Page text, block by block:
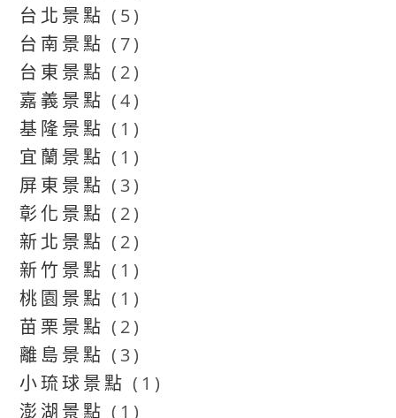
台北景點 (5)
台南景點 (7)
台東景點 (2)
嘉義景點 (4)
基隆景點 (1)
宜蘭景點 (1)
屏東景點 (3)
彰化景點 (2)
新北景點 (2)
新竹景點 (1)
桃園景點 (1)
苗栗景點 (2)
離島景點 (3)
小琉球景點 (1)
澎湖景點 (1)